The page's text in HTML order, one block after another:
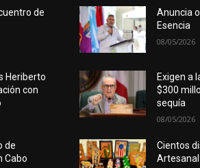
de
Heriberto
con
de
Cabo
Anuncia
Esencia
08/05/2026
Exigen a
$300
sequía
08/05/2026
Cientos